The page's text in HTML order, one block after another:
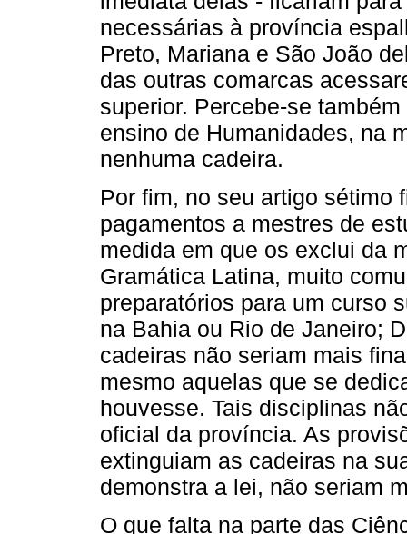
necessárias à província
Preto, Mariana e São João
das outras comarcas
superior. Percebe-se
ensino de Humanidades, na
nenhuma cadeira.
Por fim, no seu artigo sétimo
pagamentos a mestres de
medida em que os exclui da
Gramática Latina, muito
preparatórios para um curso
na Bahia ou Rio de Janeiro;
cadeiras não seriam mais
mesmo aquelas que se
houvesse. Tais disciplinas
oficial da província. As
extinguiam as cadeiras na
demonstra a lei, não seriam
O que falta na parte das